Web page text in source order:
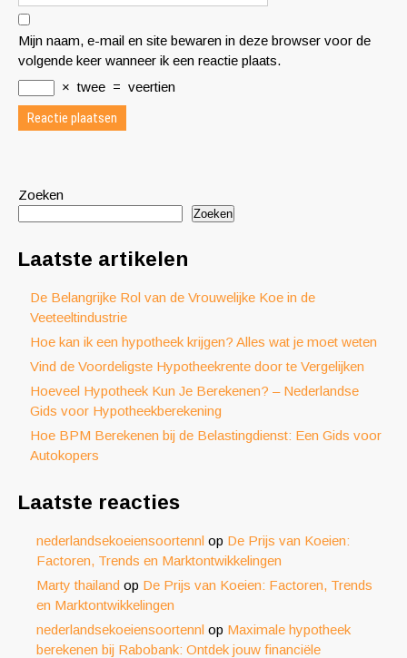
Mijn naam, e-mail en site bewaren in deze browser voor de
volgende keer wanneer ik een reactie plaats.
× twee = veertien
Zoeken
Zoeken
Laatste artikelen
De Belangrijke Rol van de Vrouwelijke Koe in de
Veeteeltindustrie
Hoe kan ik een hypotheek krijgen? Alles wat je moet weten
Vind de Voordeligste Hypotheekrente door te Vergelijken
Hoeveel Hypotheek Kun Je Berekenen? – Nederlandse
Gids voor Hypotheekberekening
Hoe BPM Berekenen bij de Belastingdienst: Een Gids voor
Autokopers
Laatste reacties
nederlandsekoeiensoortennl op De Prijs van Koeien:
Factoren, Trends en Marktontwikkelingen
Marty thailand op De Prijs van Koeien: Factoren, Trends
en Marktontwikkelingen
nederlandsekoeiensoortennl op Maximale hypotheek
berekenen bij Rabobank: Ontdek jouw financiële